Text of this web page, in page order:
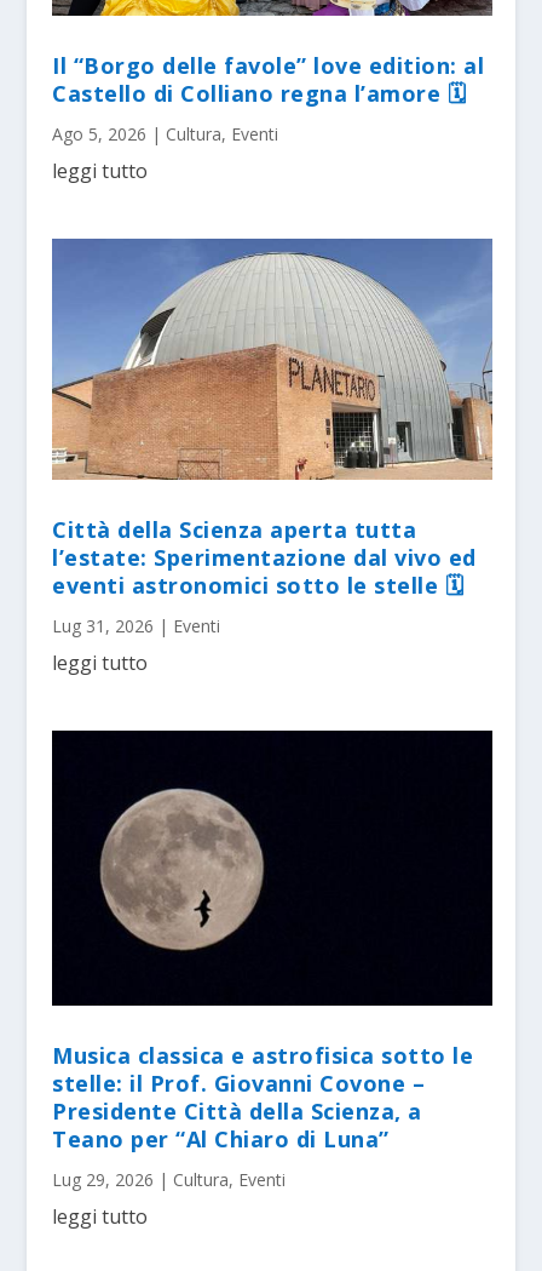
Il “Borgo delle favole” love edition: al
Castello di Colliano regna l’amore 🗓
Ago 5, 2026 | Cultura, Eventi
leggi tutto
Città della Scienza aperta tutta
l’estate: Sperimentazione dal vivo ed
eventi astronomici sotto le stelle 🗓
Lug 31, 2026 | Eventi
leggi tutto
Musica classica e astrofisica sotto le
stelle: il Prof. Giovanni Covone –
Presidente Città della Scienza, a
Teano per “Al Chiaro di Luna”
Lug 29, 2026 | Cultura, Eventi
leggi tutto